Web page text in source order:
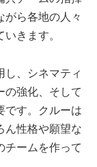
ら各地の人々
きます。
、シネマティ
の強化、そして
す。 クルーは
ん性格や願望な
チームを作って